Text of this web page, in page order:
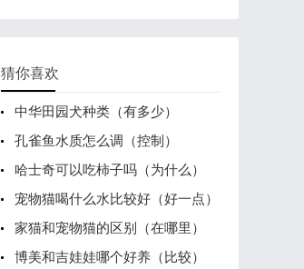
猜你喜欢
中华田园犬种类（有多少）
孔雀鱼水质怎么调（控制）
哈士奇可以吃柿子吗（为什么）
宠物猫喝什么水比较好（好一点）
家猫和宠物猫的区别（在哪里）
博美和吉娃娃哪个好养（比较）